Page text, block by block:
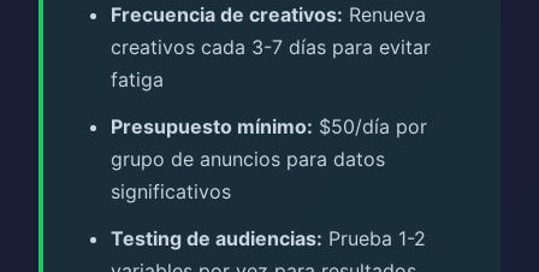
Frecuencia de creativos: Renueva
creativos cada 3-7 días para evitar
fatiga
Presupuesto mínimo: $50/día por
grupo de anuncios para datos
significativos
Testing de audiencias: Prueba 1-2